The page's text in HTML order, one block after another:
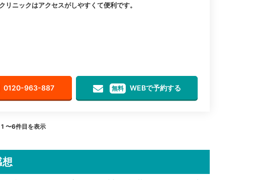
ニックはアクセスがしやすくて便利です。
0120-963-887 無料 WEBで予約する
〜6件目を表示
想